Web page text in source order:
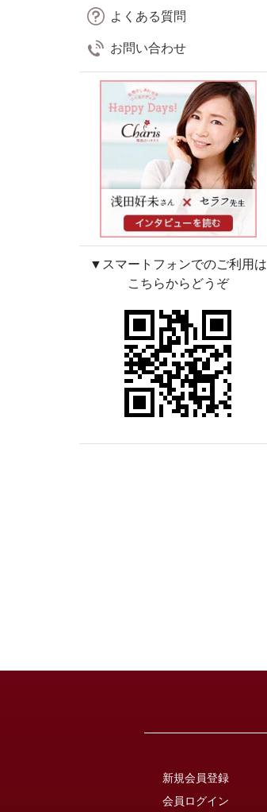
よくある質問
お問い合わせ
▼スマートフォンでのご利用は
こちらからどうぞ
新規会員登録
会員ログイン